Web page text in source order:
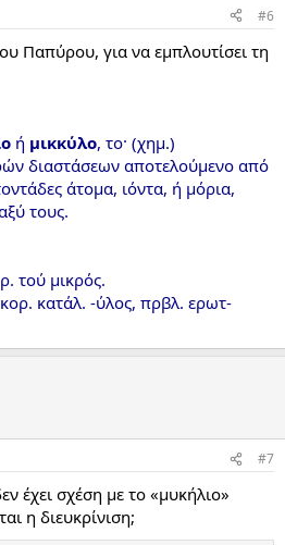
#6
Παπύρου, για να εμπλουτίσει τη
ή μικκύλο, το· (χημ.)
διαστάσεων αποτελούμενο από
άτομα, ιόντα, ή μόρια,
τους.
τού μικρός.
κατάλ. -ύλος, πρβλ. ερωτ-
#7
έχει σχέση με το «μυκήλιο»
η διευκρίνιση;